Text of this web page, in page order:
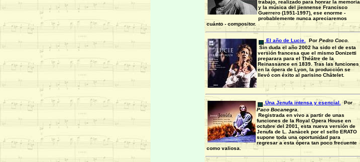
trabajo, realizado para honrar la memoria
y la música del jiennense Francisco
Guerrero (1951-1997), ese enorme -
probablemente nunca apreciaremos
cuánto - compositor.
El año de Lucie. PorPedro Coco.
Sin duda el año 2002 ha sido el de esta
versión francesa que el mismo Donizetti
preparara para el Théâtre de la
Reinassance en 1839. Tras las funciones
en la ópera de Lyon, la producción se
llevó con éxito al parisino Châtelet.
Una Jenufa intensa y esencial.
Por
Paco Bocanegra.
Registrada en vivo a partir de unas
funciones de la Royal Opera House en
octubre del 2001, esta nueva versión de
Jenufa de L. Janácek por el sello ERATO
supone toda una oportunidad para
regresar a esta ópera tan poco frecuente
como valiosa.